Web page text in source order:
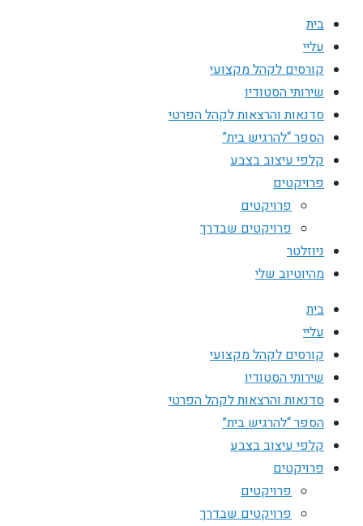
בית
עליי
קורסים לקהל מקצועי
שירותי הסטודיו
סדנאות והרצאות לקהל הפרטי
הספר “להרגיש בית”
קלפי עיצוב בצבע
פרויקטים
פרויקטים
פרויקטים שבדרך
ניוזלטר
מהיוטיוב שלי
בית
עליי
קורסים לקהל מקצועי
שירותי הסטודיו
סדנאות והרצאות לקהל הפרטי
הספר “להרגיש בית”
קלפי עיצוב בצבע
פרויקטים
פרויקטים
פרויקטים שבדרך